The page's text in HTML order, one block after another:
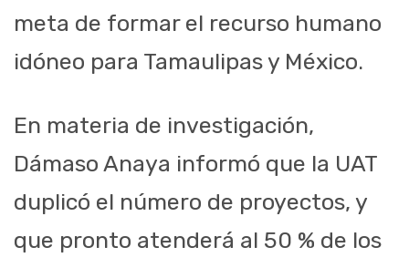
meta de formar el recurso humano
idóneo para Tamaulipas y México.
En materia de investigación,
Dámaso Anaya informó que la UAT
duplicó el número de proyectos, y
que pronto atenderá al 50 % de los